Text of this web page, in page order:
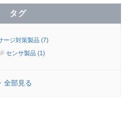
タグ
ージ対策製品 (7)
センサ製品 (1)
全部見る